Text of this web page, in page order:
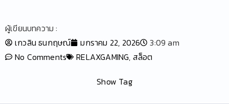
ผู้เขียนบทความ :
เกวลิน ธนกฤษณ์
มกราคม 22, 2026
3:09 am
No Comments
RELAXGAMING, สล็อต
Show Tag